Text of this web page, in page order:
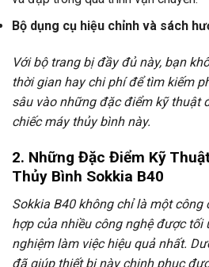
Bộ dụng cụ hiệu chỉnh và sách
Với bộ trang bị đầy đủ này, bạn
thời gian hay chi phí để tìm kiếm
sâu vào những đặc điểm kỹ thuật
chiếc máy thủy bình này.
2. Những Đặc Điểm Kỹ
Thủy Bình Sokkia B40
Sokkia B40 không chỉ là một công
hợp của nhiều công nghệ được
nghiệm làm việc hiệu quả nhất.
đã giúp thiết bị này chinh phục